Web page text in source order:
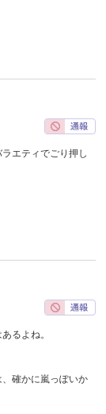
エティでごり押し
るよね。
確かに嵐っぽいか